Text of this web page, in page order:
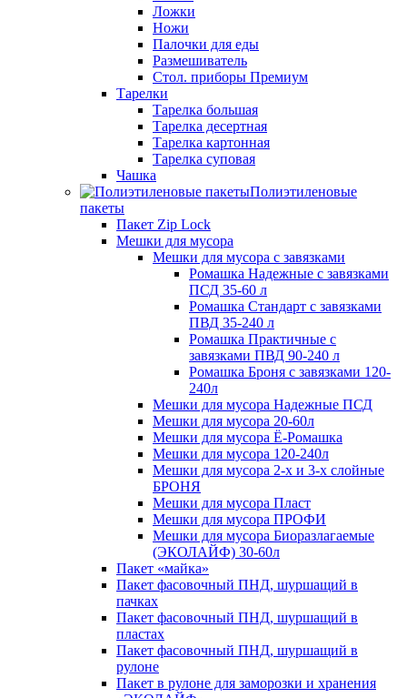
Ложки
Ножи
Палочки для еды
Размешиватель
Стол. приборы Премиум
Тарелки
Тарелка большая
Тарелка десертная
Тарелка картонная
Тарелка суповая
Чашка
Полиэтиленовые
пакеты
Пакет Zip Lock
Мешки для мусора
Мешки для мусора с завязками
Ромашка Надежные с завязками
ПСД 35-60 л
Ромашка Стандарт с завязками
ПВД 35-240 л
Ромашка Практичные с
завязками ПВД 90-240 л
Ромашка Броня с завязками 120-
240л
Мешки для мусора Надежные ПСД
Мешки для мусора 20-60л
Мешки для мусора Ё-Ромашка
Мешки для мусора 120-240л
Мешки для мусора 2-х и 3-х слойные
БРОНЯ
Мешки для мусора Пласт
Мешки для мусора ПРОФИ
Мешки для мусора Биоразлагаемые
(ЭКОЛАЙФ) 30-60л
Пакет «майка»
Пакет фасовочный ПНД, шуршащий в
пачках
Пакет фасовочный ПНД, шуршащий в
пластах
Пакет фасовочный ПНД, шуршащий в
рулоне
Пакет в рулоне для заморозки и хранения